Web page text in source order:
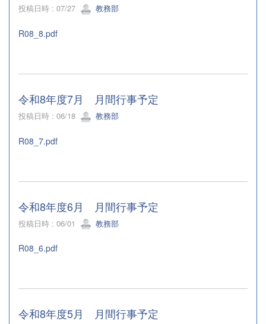
投稿日時 : 07/27 教務部
R08_8.pdf
令和8年度7月 月間行事予定
投稿日時 : 06/18 教務部
R08_7.pdf
令和8年度6月 月間行事予定
投稿日時 : 06/01 教務部
R08_6.pdf
令和8年度5月 月間行事予定